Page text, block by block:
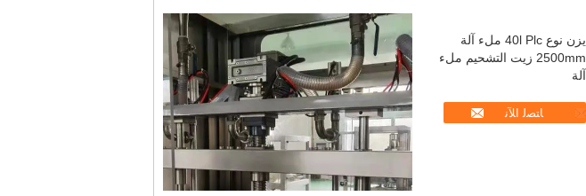
يزن نوع 40l Plc ملء آلة
2500mm زيت التشحيم ملء
آلة
ﺎﺘﺼﻟ ﺍﻶﻧ